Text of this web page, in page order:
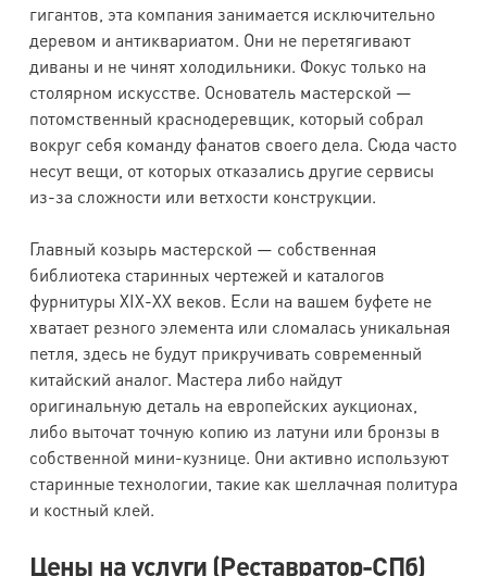
гигантов, эта компания занимается исключительно
деревом и антиквариатом. Они не перетягивают
диваны и не чинят холодильники. Фокус только на
столярном искусстве. Основатель мастерской —
потомственный краснодеревщик, который собрал
вокруг себя команду фанатов своего дела. Сюда часто
несут вещи, от которых отказались другие сервисы
из-за сложности или ветхости конструкции.
Главный козырь мастерской — собственная
библиотека старинных чертежей и каталогов
фурнитуры XIX-XX веков. Если на вашем буфете не
хватает резного элемента или сломалась уникальная
петля, здесь не будут прикручивать современный
китайский аналог. Мастера либо найдут
оригинальную деталь на европейских аукционах,
либо выточат точную копию из латуни или бронзы в
собственной мини-кузнице. Они активно используют
старинные технологии, такие как шеллачная политура
и костный клей.
Цены на услуги (Реставратор-СПб)